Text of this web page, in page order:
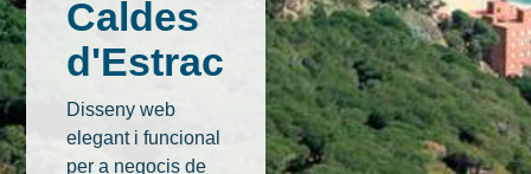
Caldes
d'Estrac
Disseny web
elegant i funcional
per a negocis de